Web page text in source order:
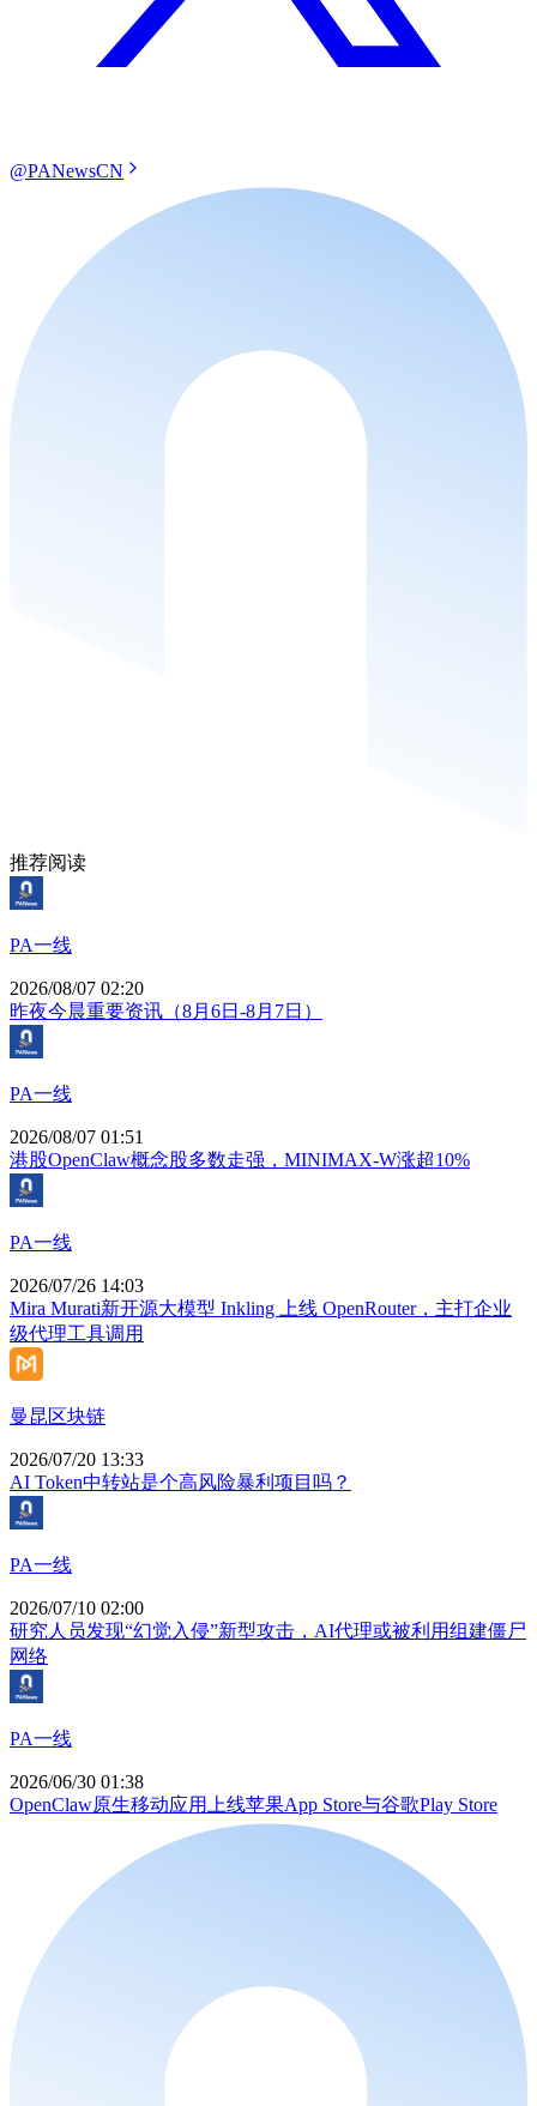
@PANewsCN
推荐阅读
PA一线
2026/08/07 02:20
昨夜今晨重要资讯（8月6日-8月7日）
PA一线
2026/08/07 01:51
港股OpenClaw概念股多数走强，MINIMAX-W涨超10%
PA一线
2026/07/26 14:03
Mira Murati新开源大模型 Inkling 上线 OpenRouter，主打企业
级代理工具调用
曼昆区块链
2026/07/20 13:33
AI Token中转站是个高风险暴利项目吗？
PA一线
2026/07/10 02:00
研究人员发现“幻觉入侵”新型攻击，AI代理或被利用组建僵尸
网络
PA一线
2026/06/30 01:38
OpenClaw原生移动应用上线苹果App Store与谷歌Play Store